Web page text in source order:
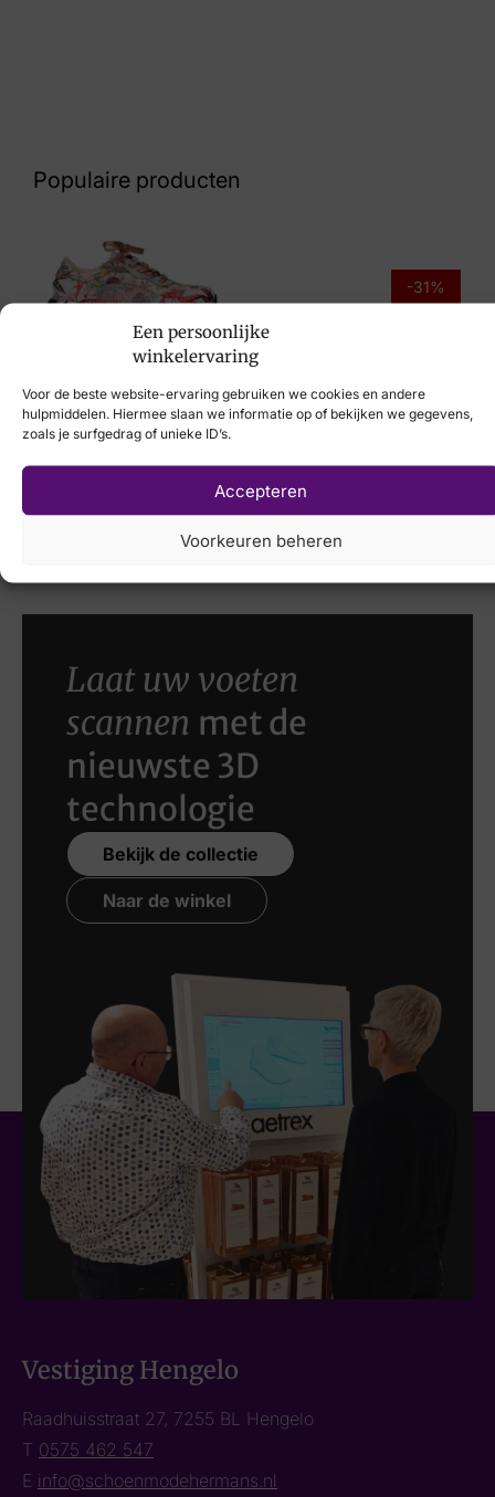
Een persoonlijke
winkelervaring
Voor de beste website-ervaring gebruiken we cookies en andere
hulpmiddelen. Hiermee slaan we informatie op of bekijken we gegevens,
zoals je surfgedrag of unieke ID’s.
Accepteren
Voorkeuren beheren
38, 39, 39½, 40
Merk
Footnotes
Artikelnummer
51.003.1855 Daisy H
Populaire producten
-31%
Hispanitas
€ 129,95€89,95
Laat uw voeten
scannen met de
nieuwste 3D
technologie
Bekijk de collectie
Naar de winkel
Vestiging Hengelo
Raadhuisstraat 27, 7255 BL Hengelo
T 0575 462 547
E info@schoenmodehermans.nl